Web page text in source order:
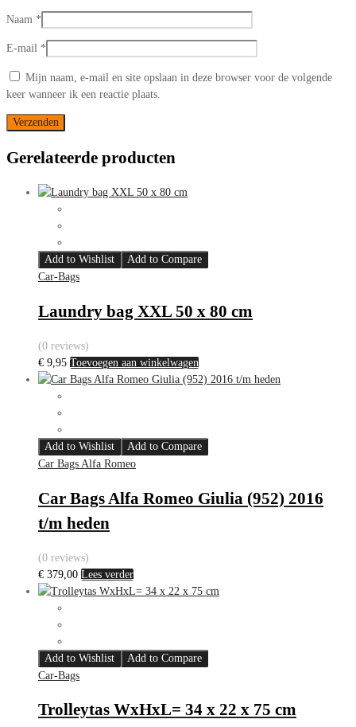
Naam *
E-mail *
Mijn naam, e-mail en site opslaan in deze browser voor de volgende
keer wanneer ik een reactie plaats.
Gerelateerde producten
Add to Wishlist
Add to Compare
Car-Bags
Laundry bag XXL 50 x 80 cm
(0 reviews)
€ 9,95 Toevoegen aan winkelwagen
Add to Wishlist
Add to Compare
Car Bags Alfa Romeo
Car Bags Alfa Romeo Giulia (952) 2016
t/m heden
(0 reviews)
€ 379,00 Lees verder
Add to Wishlist
Add to Compare
Car-Bags
Trolleytas WxHxL= 34 x 22 x 75 cm